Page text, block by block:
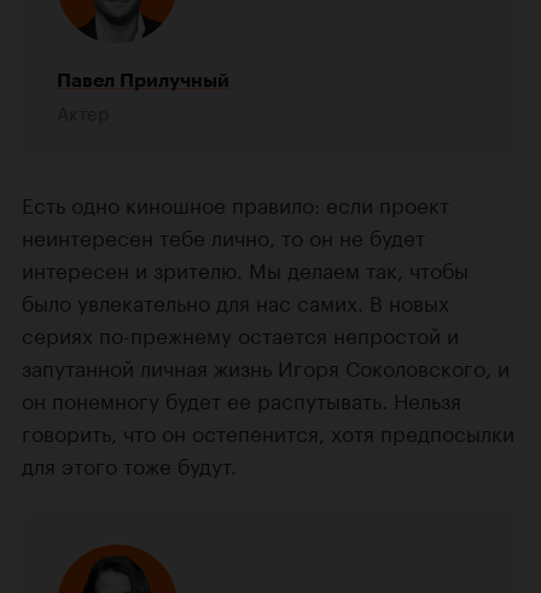
Павел Прилучный
Есть одно киношное правило: если проект
неинтересен тебе лично, то он не будет
интересен и зрителю. Мы делаем так, чтобы
было увлекательно для нас самих. В новых
сериях по-прежнему остается непростой и
запутанной личная жизнь Игоря Соколовского, и
он понемногу будет ее распутывать. Нельзя
говорить, что он остепенится, хотя предпосылки
для этого тоже будут.